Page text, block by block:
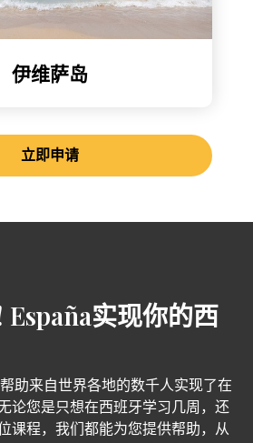
伊维萨岛
立即申请
España实现你的西
助来自世界各地的数千人实现了在
论您是只想在西班牙学习几周，还
课程，我们都能为您提供帮助，从